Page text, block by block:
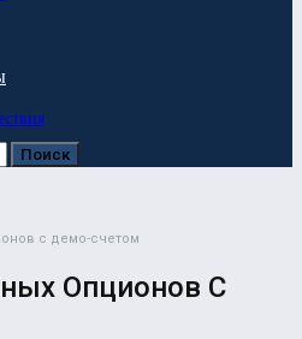
с демо-счетом
Опционов С